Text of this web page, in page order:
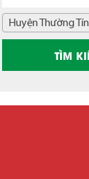
Huyện Thường Tín